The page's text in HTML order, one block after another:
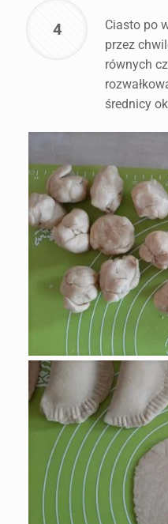
4
Ciasto po
przez
równych
średnicy